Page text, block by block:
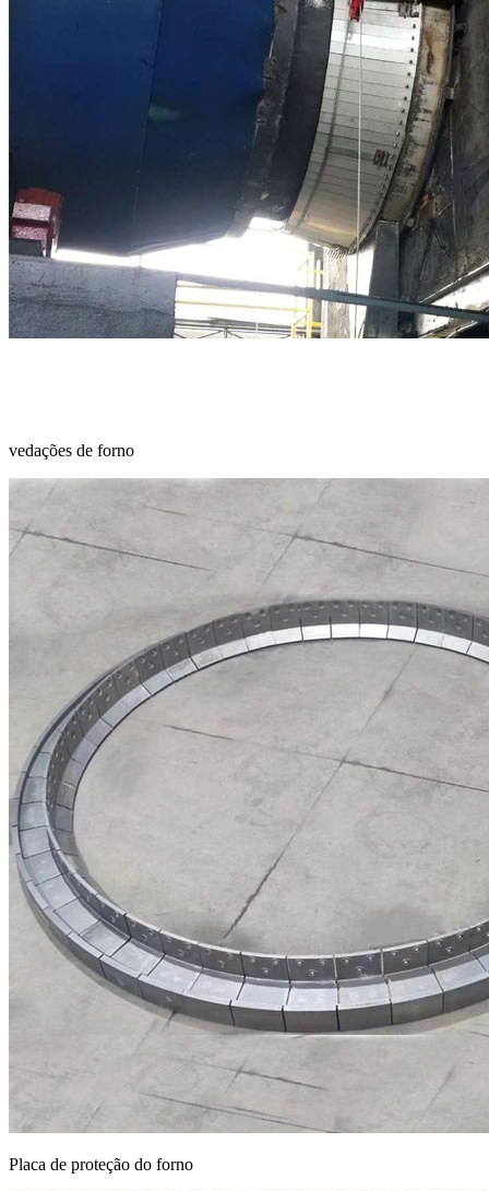
vedações de forno
Placa de proteção do forno